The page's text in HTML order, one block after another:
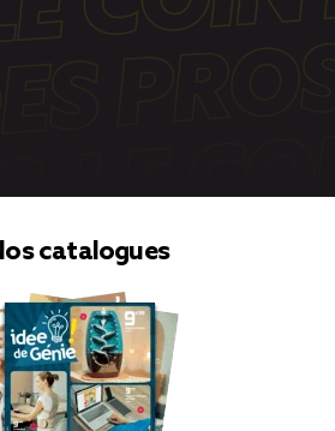
catalogues